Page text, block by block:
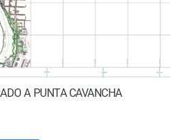
A PUNTA CAVANCHA